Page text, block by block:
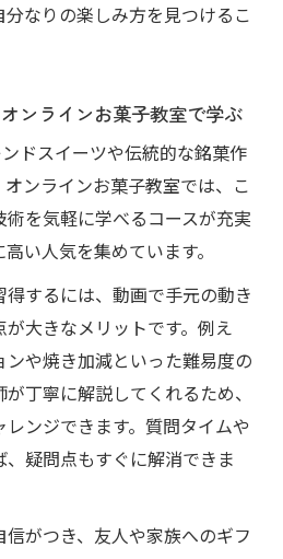
なりの楽しみ方を見つけるこ
ンラインお菓子教室で学ぶ
ドスイーツや伝統的な銘菓作
ンラインお菓子教室では、こ
を気軽に学べるコースが充実
い人気を集めています。
するには、動画で手元の動き
大きなメリットです。例え
や焼き加減といった難易度の
丁寧に解説してくれるため、
ンジできます。質問タイムや
疑問点もすぐに解消できま
がつき、友人や家族へのギフ